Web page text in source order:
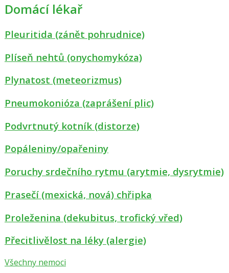
Domácí lékař
Pleuritida (zánět pohrudnice)
Plíseň nehtů (onychomykóza)
Plynatost (meteorizmus)
Pneumokonióza (zaprášení plic)
Podvrtnutý kotník (distorze)
Popáleniny/opařeniny
Poruchy srdečního rytmu (arytmie, dysrytmie)
Prasečí (mexická, nová) chřipka
Proleženina (dekubitus, trofický vřed)
Přecitlivělost na léky (alergie)
Všechny nemoci